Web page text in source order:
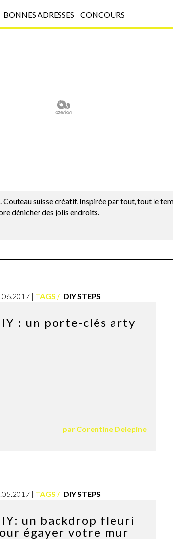
BONNES ADRESSES CONCOURS
suisse créatif. Inspirée par tout, tout le
dénicher des jolis endroits.
TAGS DIY STEPS
: un porte-clés arty
par Corentine Delepine
TAGS DIY STEPS
un backdrop fleuri
égayer votre mur